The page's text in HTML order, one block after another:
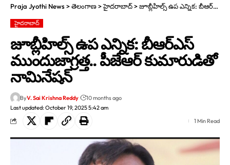
Praja Jyothi News>తెలంగాణ>హైదరాబాద్>జూబ్లీహిల్స్ ఉప ఎన్నిక: బీఆర్ఎస్ ముందుజాగ్రత్త.. పీజేఆర్ కుమారుడితో నామినేషన్
హైదరాబాద్
జూబ్లీహిల్స్ ఉప ఎన్నిక: బీఆర్ఎస్
ముందుజాగ్రత్త.. పీజేఆర్ కుమారుడితో
నామినేషన్
Last updated: October 19, 2025 5:42 am
ByV. Sai Krishna Reddy 10 months ago
1 Min Read